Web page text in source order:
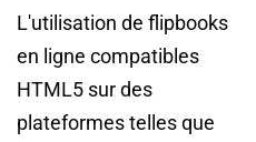
L'utilisation de flipbooks
en ligne compatibles
HTML5 sur des
plateformes telles que